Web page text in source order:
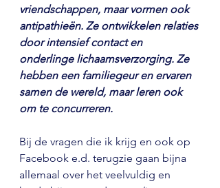
vriendschappen, maar vormen ook
antipathieën. Ze ontwikkelen relaties
door intensief contact en
onderlinge lichaamsverzorging. Ze
hebben een familiegeur en ervaren
samen de wereld, maar leren ook
om te concurreren.
Bij de vragen die ik krijg en ook op
Facebook e.d. terugzie gaan bijna
allemaal over het veelvuldig en